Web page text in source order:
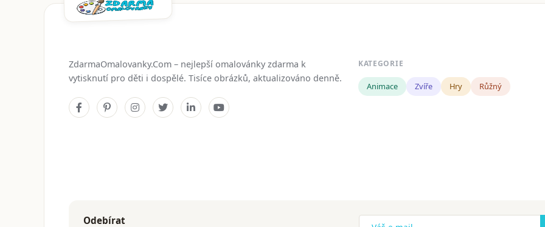
ZdarmaOmalovanky.Com – nejlepší omalovánky zdarma k
vytisknutí pro děti i dospělé. Tisíce obrázků, aktualizováno denně.
KATEGORIE
Animace Zvíře Hry Růžný
Odebírat